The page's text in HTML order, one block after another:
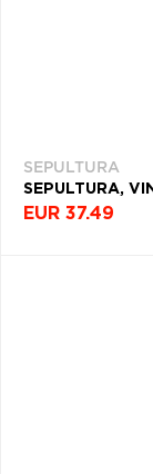
SEPULTURA
EUR 37.49